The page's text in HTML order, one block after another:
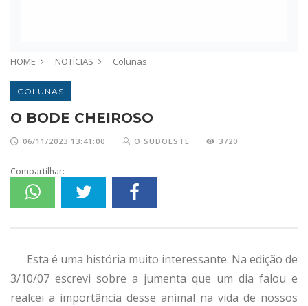
HOME NOTÍCIAS Colunas
COLUNAS
O BODE CHEIROSO
06/11/2023 13:41:00 O SUDOESTE 3720
Compartilhar:
Esta é uma história muito interessante. Na edição de
3/10/07 escrevi sobre a jumenta que um dia falou e
realcei a importância desse animal na vida de nossos